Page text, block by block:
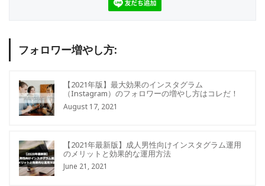
フォロワー増やし方:
【2021年版】最大効果のインスタグラム
（Instagram）のフォロワーの増やし方はコレだ！
August 17, 2021
【2021年最新版】成人男性向けインスタグラム運用
のメリットと効果的な運用方法
June 21, 2021